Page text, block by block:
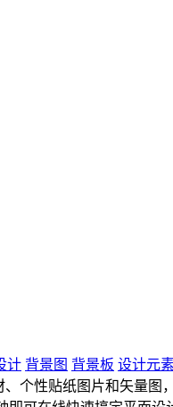
计 背景图 背景板 设计元
个性贴纸图片和矢量图